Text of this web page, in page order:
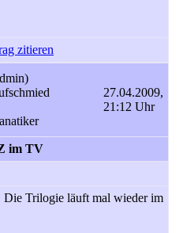
zitieren
27.04.2009,
21:12 Uhr
im TV
Die Trilogie läuft mal wieder im